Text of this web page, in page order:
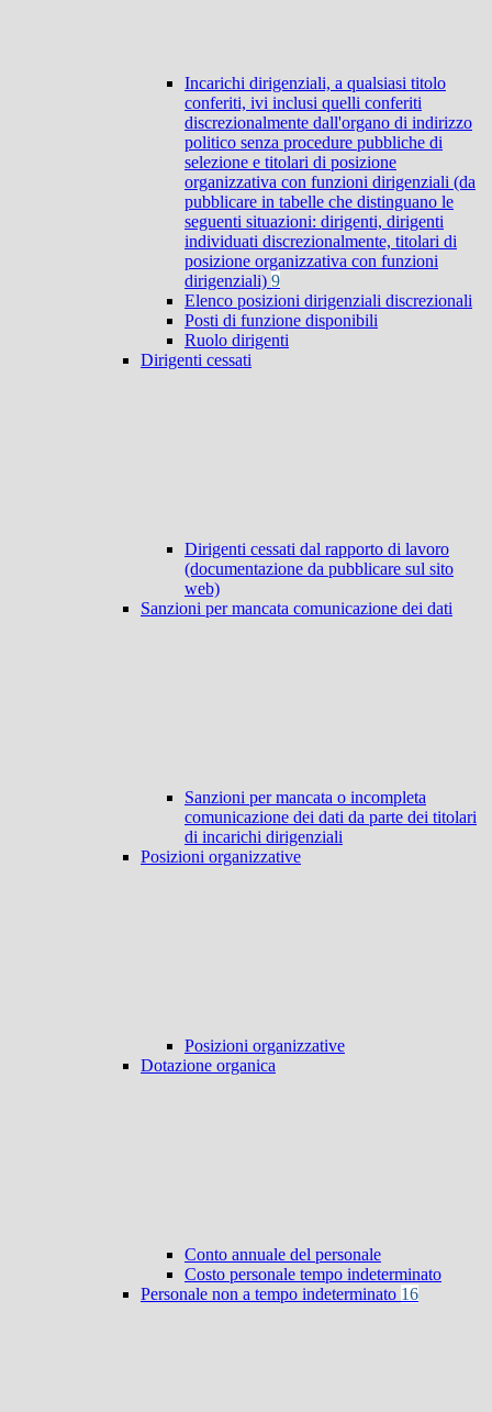
Incarichi dirigenziali, a qualsiasi titolo
conferiti, ivi inclusi quelli conferiti
discrezionalmente dall'organo di indirizzo
politico senza procedure pubbliche di
selezione e titolari di posizione
organizzativa con funzioni dirigenziali (da
pubblicare in tabelle che distinguano le
seguenti situazioni: dirigenti, dirigenti
individuati discrezionalmente, titolari di
posizione organizzativa con funzioni
dirigenziali) 9
Elenco posizioni dirigenziali discrezionali
Posti di funzione disponibili
Ruolo dirigenti
Dirigenti cessati
Dirigenti cessati dal rapporto di lavoro
(documentazione da pubblicare sul sito
web)
Sanzioni per mancata comunicazione dei dati
Sanzioni per mancata o incompleta
comunicazione dei dati da parte dei titolari
di incarichi dirigenziali
Posizioni organizzative
Posizioni organizzative
Dotazione organica
Conto annuale del personale
Costo personale tempo indeterminato
Personale non a tempo indeterminato 16